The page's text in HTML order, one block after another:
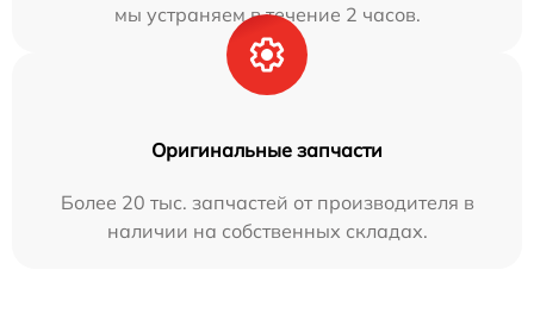
мы устраняем в течение 2 часов.
Оригинальные запчасти
Более 20 тыс. запчастей от производителя в
наличии на собственных складах.